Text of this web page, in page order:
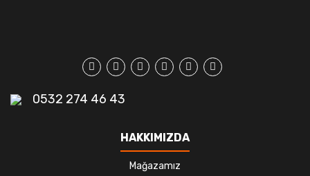
0532 274 46 43
HAKKIMIZDA
Mağazamız